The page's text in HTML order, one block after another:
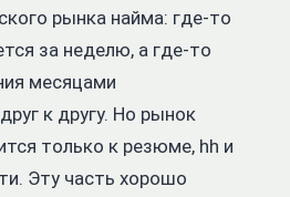
рынка найма: где-то
за неделю, а где-то
месяцами
к другу. Но рынок
только к резюме, hh и
Эту часть хорошо